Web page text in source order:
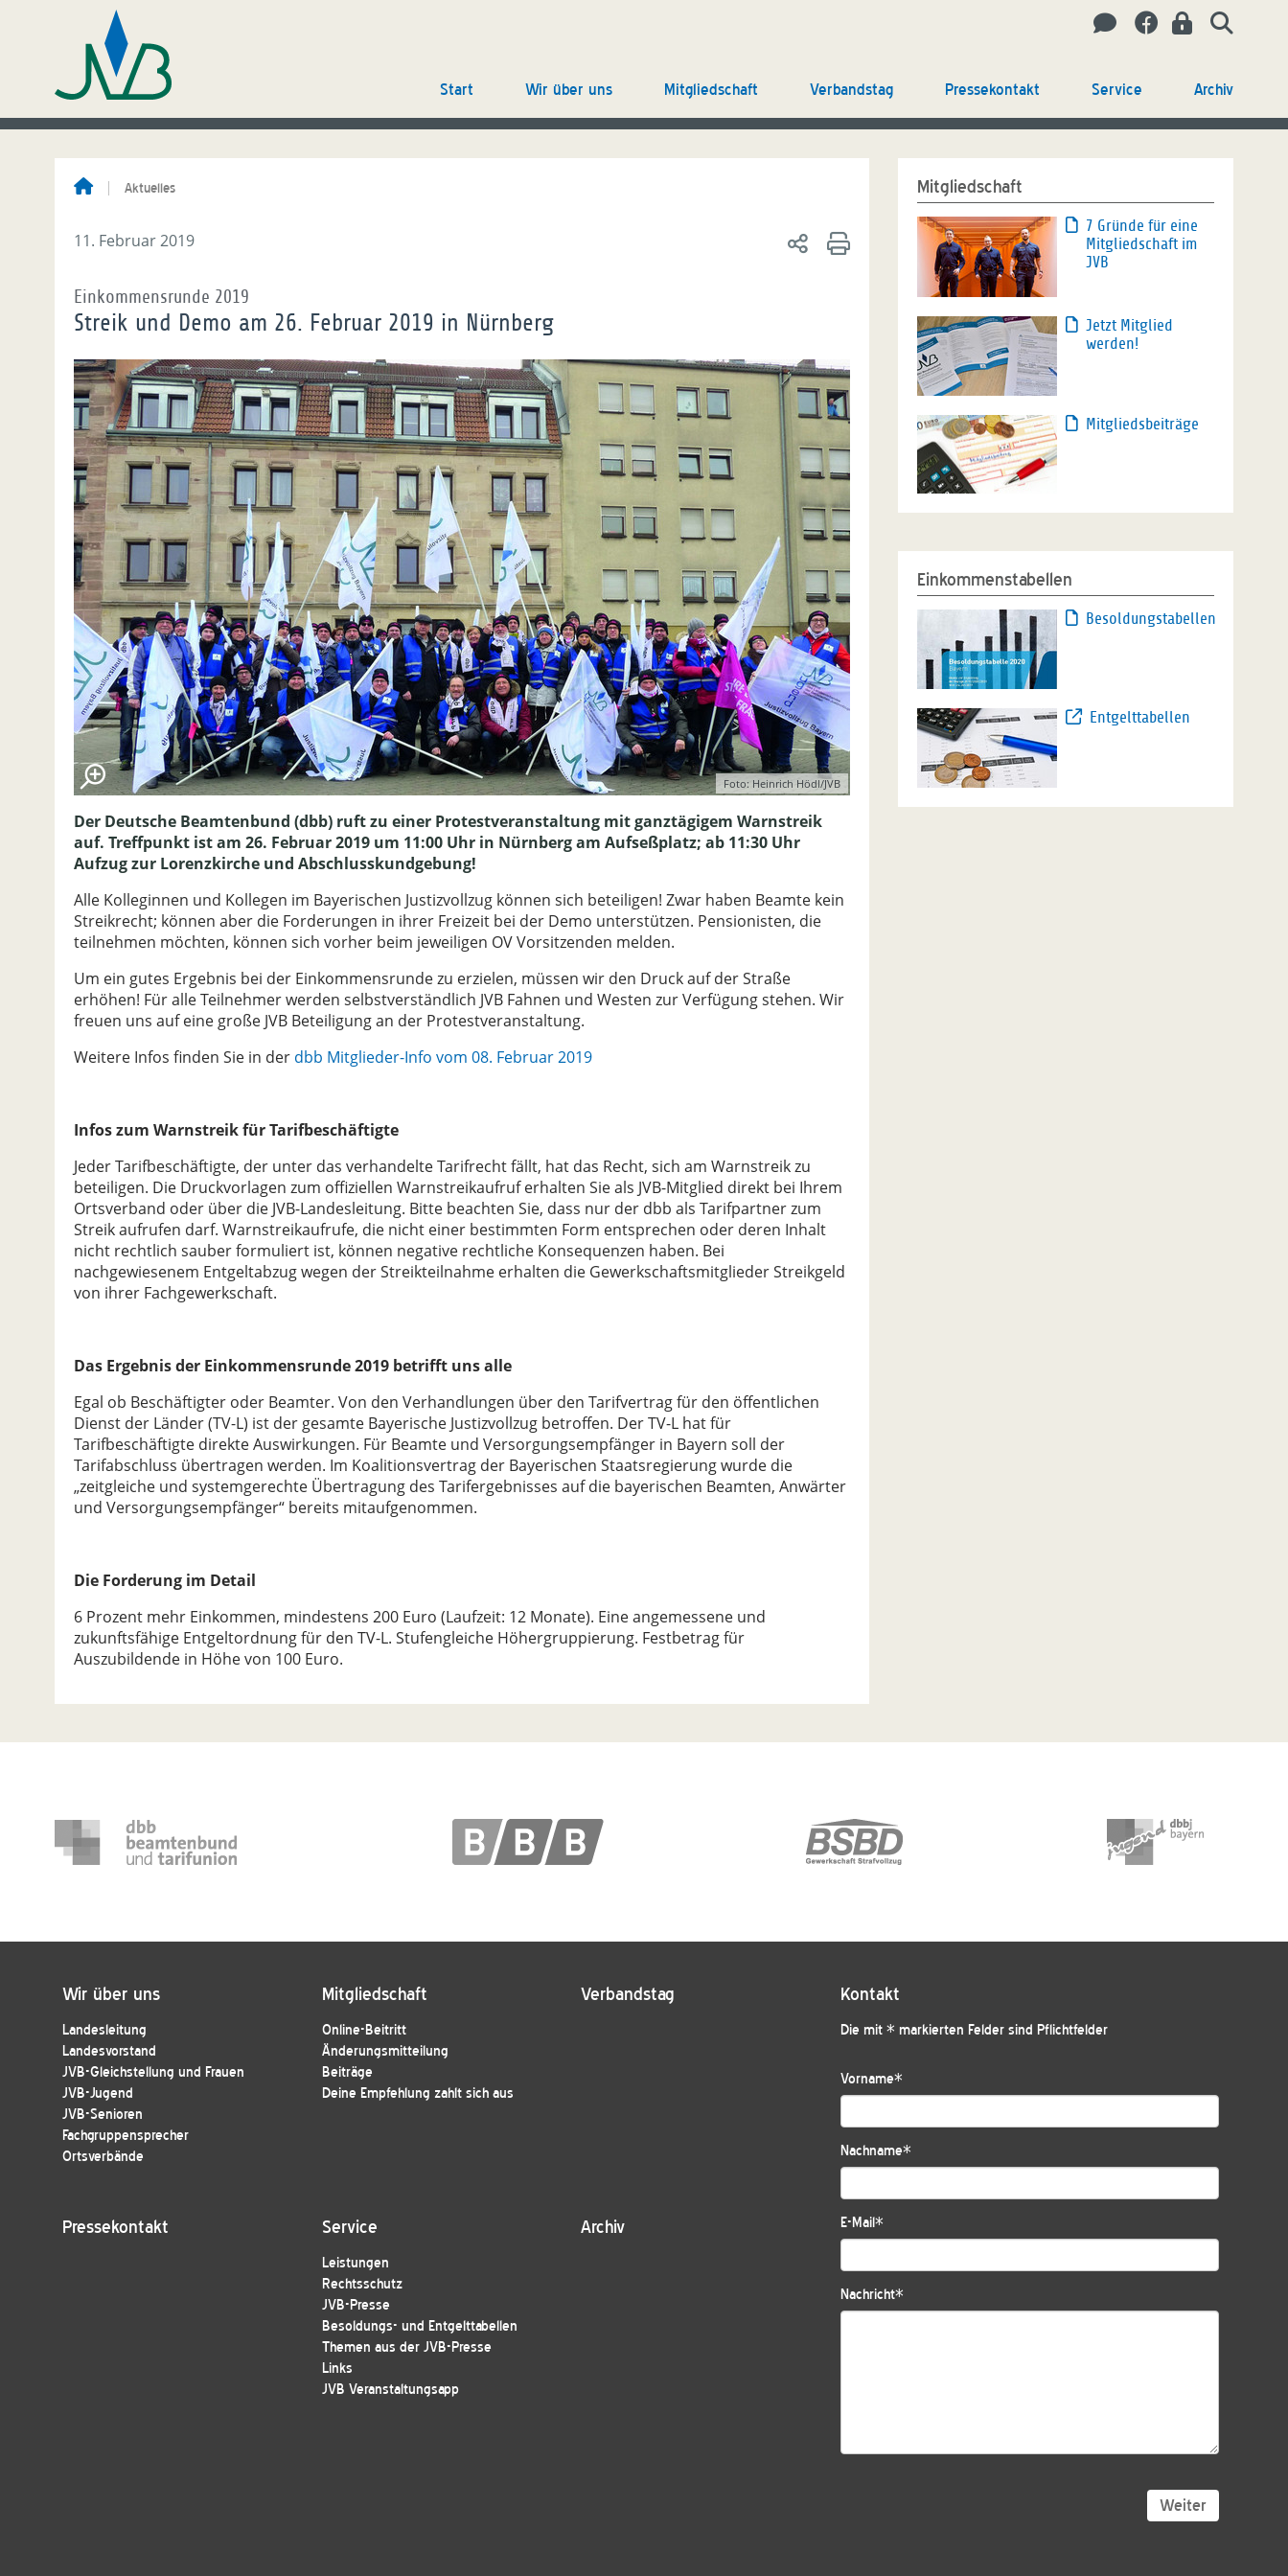
Start Wir über uns Mitgliedschaft Verbandstag Pressekontakt Service Archiv
Aktuelles
11. Februar 2019
Einkommensrunde 2019
Streik und Demo am 26. Februar 2019 in Nürnberg
Foto: Heinrich Hödl/JVB
Der Deutsche Beamtenbund (dbb) ruft zu einer Protestveranstaltung mit ganztägigem Warnstreik
auf. Treffpunkt ist am 26. Februar 2019 um 11:00 Uhr in Nürnberg am Aufseßplatz; ab 11:30 Uhr
Aufzug zur Lorenzkirche und Abschlusskundgebung!
Alle Kolleginnen und Kollegen im Bayerischen Justizvollzug können sich beteiligen! Zwar haben Beamte kein
Streikrecht; können aber die Forderungen in ihrer Freizeit bei der Demo unterstützen. Pensionisten, die
teilnehmen möchten, können sich vorher beim jeweiligen OV Vorsitzenden melden.
Um ein gutes Ergebnis bei der Einkommensrunde zu erzielen, müssen wir den Druck auf der Straße
erhöhen! Für alle Teilnehmer werden selbstverständlich JVB Fahnen und Westen zur Verfügung stehen. Wir
freuen uns auf eine große JVB Beteiligung an der Protestveranstaltung.
Weitere Infos finden Sie in der dbb Mitglieder-Info vom 08. Februar 2019
Infos zum Warnstreik für Tarifbeschäftigte
Jeder Tarifbeschäftigte, der unter das verhandelte Tarifrecht fällt, hat das Recht, sich am Warnstreik zu
beteiligen. Die Druckvorlagen zum offiziellen Warnstreikaufruf erhalten Sie als JVB-Mitglied direkt bei Ihrem
Ortsverband oder über die JVB-Landesleitung. Bitte beachten Sie, dass nur der dbb als Tarifpartner zum
Streik aufrufen darf. Warnstreikaufrufe, die nicht einer bestimmten Form entsprechen oder deren Inhalt
nicht rechtlich sauber formuliert ist, können negative rechtliche Konsequenzen haben. Bei
nachgewiesenem Entgeltabzug wegen der Streikteilnahme erhalten die Gewerkschaftsmitglieder Streikgeld
von ihrer Fachgewerkschaft.
Das Ergebnis der Einkommensrunde 2019 betrifft uns alle
Egal ob Beschäftigter oder Beamter. Von den Verhandlungen über den Tarifvertrag für den öffentlichen
Dienst der Länder (TV-L) ist der gesamte Bayerische Justizvollzug betroffen. Der TV-L hat für
Tarifbeschäftigte direkte Auswirkungen. Für Beamte und Versorgungsempfänger in Bayern soll der
Tarifabschluss übertragen werden. Im Koalitionsvertrag der Bayerischen Staatsregierung wurde die
„zeitgleiche und systemgerechte Übertragung des Tarifergebnisses auf die bayerischen Beamten, Anwärter
und Versorgungsempfänger“ bereits mitaufgenommen.
Die Forderung im Detail
6 Prozent mehr Einkommen, mindestens 200 Euro (Laufzeit: 12 Monate). Eine angemessene und
zukunftsfähige Entgeltordnung für den TV-L. Stufengleiche Höhergruppierung. Festbetrag für
Auszubildende in Höhe von 100 Euro.
Mitgliedschaft
7 Gründe für eine
Mitgliedschaft im
JVB
Jetzt Mitglied
werden!
Mitgliedsbeiträge
Einkommenstabellen
Besoldungstabellen
Entgelttabellen
Wir über uns
Landesleitung
Landesvorstand
JVB-Gleichstellung und Frauen
JVB-Jugend
JVB-Senioren
Fachgruppensprecher
Ortsverbände
Mitgliedschaft
Online-Beitritt
Änderungsmitteilung
Beiträge
Deine Empfehlung zahlt sich aus
Verbandstag
Pressekontakt Service
Leistungen
Rechtsschutz
JVB-Presse
Besoldungs- und Entgelttabellen
Themen aus der JVB-Presse
Links
JVB Veranstaltungsapp
Archiv
Kontakt
Die mit * markierten Felder sind Pflichtfelder
Vorname*
Nachname*
E-Mail*
Nachricht*
Weiter